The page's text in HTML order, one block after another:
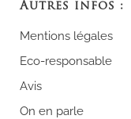
Autres infos :
Mentions légales
Eco-responsable
Avis
On en parle